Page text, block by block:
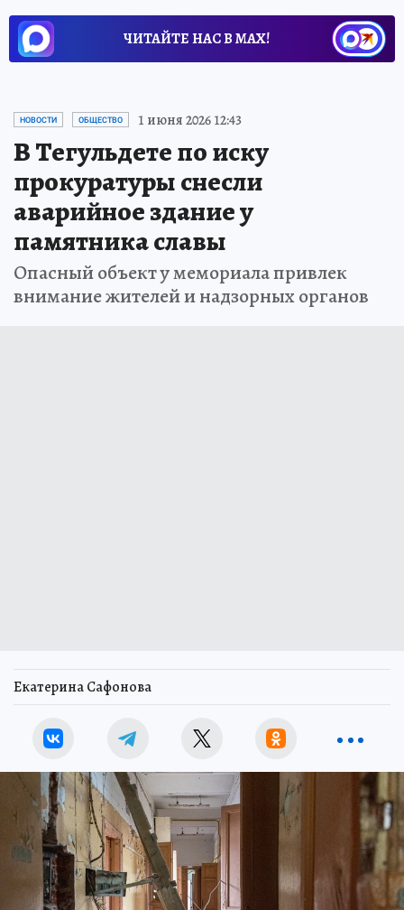
ЧИТАЙТЕ НАС В МАХ!
НОВОСТИ ОБЩЕСТВО 1 июня 2026 12:43
В Тегульдете по иску
прокуратуры снесли
аварийное здание у
памятника славы
Опасный объект у мемориала привлек
внимание жителей и надзорных органов
Екатерина Сафонова